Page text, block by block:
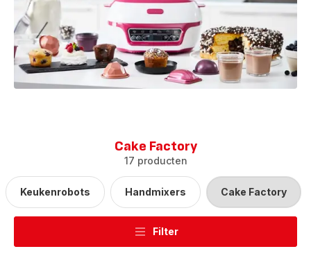
Cake Factory
17 producten
Keukenrobots Handmixers Cake Factory
Filter